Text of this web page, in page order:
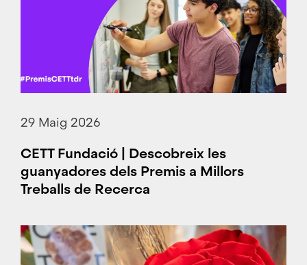
29 Maig 2026
CETT Fundació | Descobreix les
guanyadores dels Premis a Millors
Treballs de Recerca